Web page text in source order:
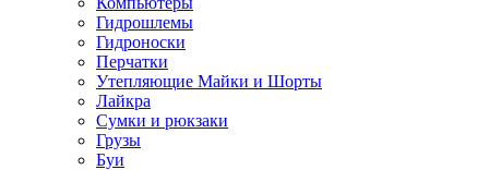
Гидрошлемы
Гидроноски
Перчатки
Утепляющие Майки и Шорты
Лайкра
Сумки и рюкзаки
Грузы
Буи